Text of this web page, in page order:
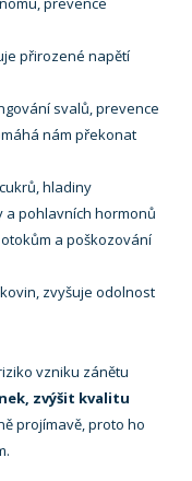
přirozené napětí
svalů, prevence
nám překonat
hladiny
a pohlavních hormonů
a poškozování
zvyšuje odolnost
vzniku zánětu
zvýšit kvalitu
projímavě, proto ho